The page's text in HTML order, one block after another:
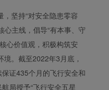
，坚持“对安全隐患零容
心主线，倡导“有本事、守
心价值观，积极构筑安
。截至2022年3月底，
证435个月的飞行安全和
局授予“飞行安全五星